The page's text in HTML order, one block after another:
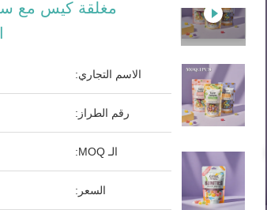
مغلقة كيس مع
الاسم التجاري:
رقم الطراز:
الـ MOQ:
السعر: